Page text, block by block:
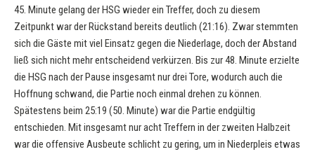
45. Minute gelang der HSG wieder ein Treffer, doch zu diesem
Zeitpunkt war der Rückstand bereits deutlich (21:16). Zwar stemmten
sich die Gäste mit viel Einsatz gegen die Niederlage, doch der Abstand
ließ sich nicht mehr entscheidend verkürzen. Bis zur 48. Minute erzielte
die HSG nach der Pause insgesamt nur drei Tore, wodurch auch die
Hoffnung schwand, die Partie noch einmal drehen zu können.
Spätestens beim 25:19 (50. Minute) war die Partie endgültig
entschieden. Mit insgesamt nur acht Treffern in der zweiten Halbzeit
war die offensive Ausbeute schlicht zu gering, um in Niederpleis etwas